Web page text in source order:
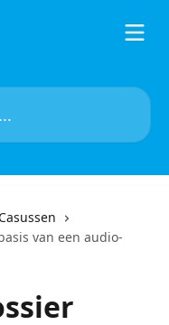
Casussen
van een audio-